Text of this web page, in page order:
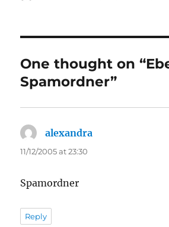
One thought on
Spamordner”
alexandra
11/12/2005 at 23:30
Spamordner
Reply